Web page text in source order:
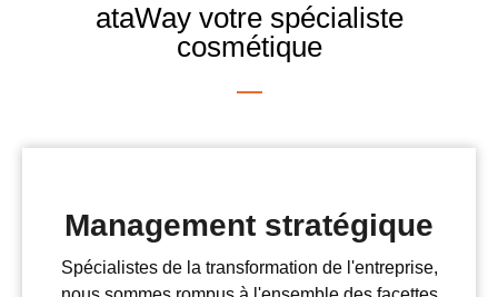
ataWay votre spécialiste
cosmétique
Management stratégique
Spécialistes de la transformation de l'entreprise,